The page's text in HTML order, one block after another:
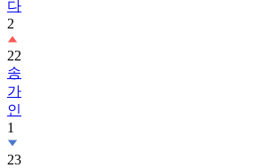
22
송
가
인
1
23
차
은